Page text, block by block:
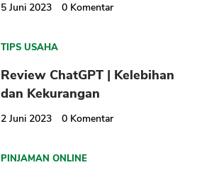
5 Juni 2023 0 Komentar
TIPS USAHA
Review ChatGPT | Kelebihan
dan Kekurangan
2 Juni 2023 0 Komentar
PINJAMAN ONLINE